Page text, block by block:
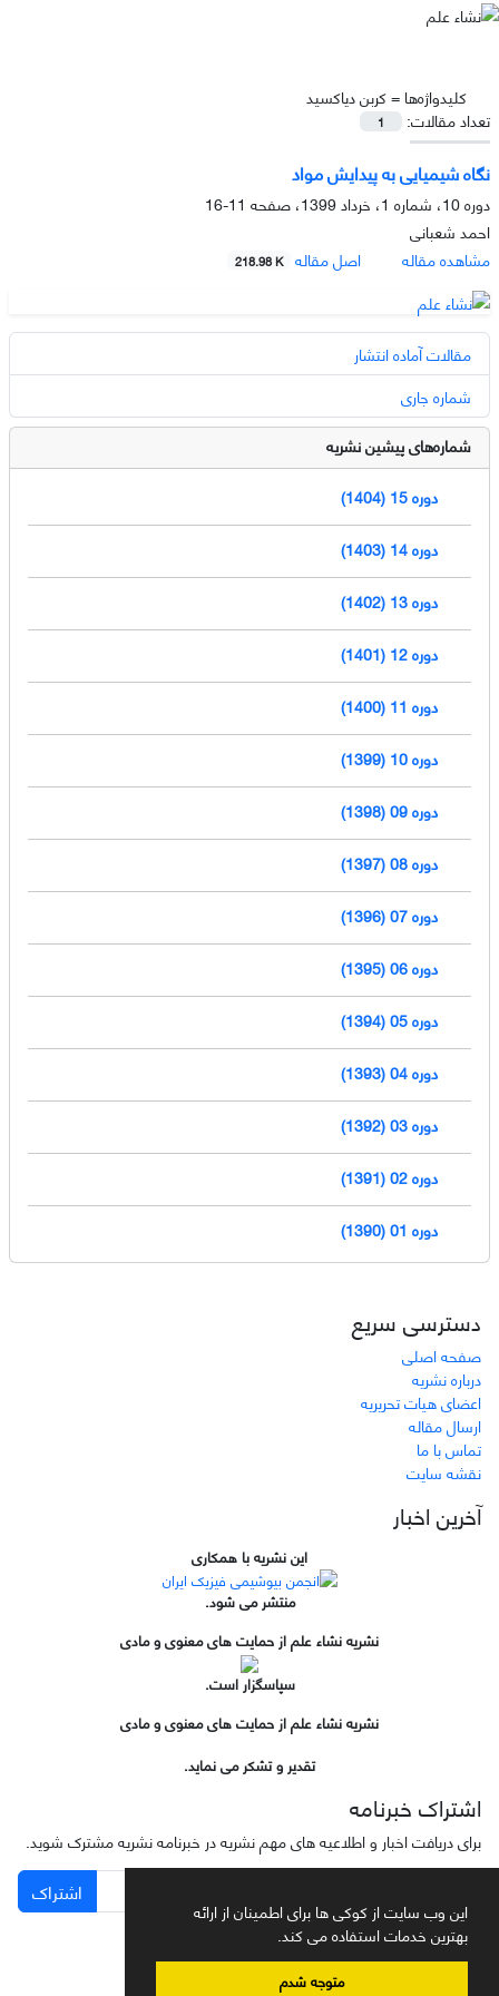
این وب سایت از کوکی ها برای اطمینان از ارائه
بهترین خدمات استفاده می کند.
متوجه شدم
کلیدواژه‌ها =کربن دی­اکسید
تعداد مقالات:
1
نگاه شیمیایی به پیدایش مواد
دوره 10، شماره 1، خرداد 1399، صفحه
11-16
احمد شعبانی
مشاهده مقاله
اصل مقاله 218.98 K
مقالات آماده انتشار
شماره جاری
شماره‌های پیشین نشریه
دوره 15 (1404)
دوره 14 (1403)
دوره 13 (1402)
دوره 12 (1401)
دوره 11 (1400)
دوره 10 (1399)
دوره 09 (1398)
دوره 08 (1397)
دوره 07 (1396)
دوره 06 (1395)
دوره 05 (1394)
دوره 04 (1393)
دوره 03 (1392)
دوره 02 (1391)
دوره 01 (1390)
دسترسی سریع
صفحه اصلی
درباره نشریه
اعضای هیات تحریریه
ارسال مقاله
تماس با ما
نقشه سایت
آخرین اخبار
این نشریه با همکاری
منتشر می شود.
نشریه نشاء علم از حمایت های معنوی و مادی
سپاسگزار است.
نشریه نشاء علم از حمایت های معنوی و مادی
تقدیر و تشکر می نماید.
اشتراک خبرنامه
برای دریافت اخبار و اطلاعیه های مهم نشریه در خبرنامه نشریه مشترک شوید.
اشتراک